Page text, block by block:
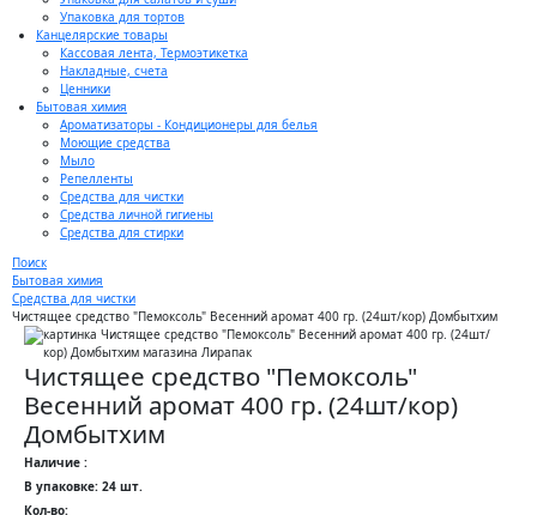
Упаковка для тортов
Канцелярские товары
Кассовая лента, Термоэтикетка
Накладные, счета
Ценники
Бытовая химия
Ароматизаторы - Кондиционеры для белья
Моющие средства
Мыло
Репелленты
Средства для чистки
Средства личной гигиены
Средства для стирки
Поиск
Бытовая химия
Средства для чистки
Чистящее средство "Пемоксоль" Весенний аромат 400 гр. (24шт/кор) Домбытхим
Чистящее средство "Пемоксоль"
Весенний аромат 400 гр. (24шт/кор)
Домбытхим
Наличие :
В упаковке: 24 шт.
Кол-во: